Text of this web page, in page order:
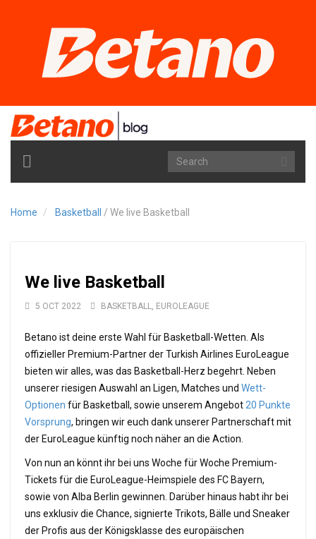
TOGGLE
NAVIGATION
Home Basketball / We live Basketball
We live Basketball
5 OCT 2022 BASKETBALL, EUROLEAGUE
Betano ist deine erste Wahl für Basketball-Wetten. Als
offizieller Premium-Partner der Turkish Airlines EuroLeague
bieten wir alles, was das Basketball-Herz begehrt. Neben
unserer riesigen Auswahl an Ligen, Matches und Wett-
Optionen für Basketball, sowie unserem Angebot 20 Punkte
Vorsprung, bringen wir euch dank unserer Partnerschaft mit
der EuroLeague künftig noch näher an die Action.
Von nun an könnt ihr bei uns Woche für Woche Premium-
Tickets für die EuroLeague-Heimspiele des FC Bayern,
sowie von Alba Berlin gewinnen. Darüber hinaus habt ihr bei
uns exklusiv die Chance, signierte Trikots, Bälle und Sneaker
der Profis aus der Königsklasse des europäischen